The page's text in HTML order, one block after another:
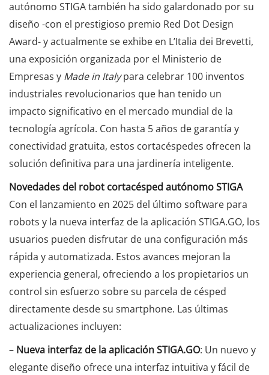
autónomo STIGA también ha sido galardonado por su
diseño -con el prestigioso premio Red Dot Design
Award- y actualmente se exhibe en L’Italia dei Brevetti,
una exposición organizada por el Ministerio de
Empresas y Made in Italypara celebrar 100 inventos
industriales revolucionarios que han tenido un
impacto significativo en el mercado mundial de la
tecnología agrícola. Con hasta 5 años de garantía y
conectividad gratuita, estos cortacéspedes ofrecen la
solución definitiva para una jardinería inteligente.
Novedades del robot cortacésped autónomo STIGA
Con el lanzamiento en 2025 del último software para
robots y la nueva interfaz de la aplicación STIGA.GO, los
usuarios pueden disfrutar de una configuración más
rápida y automatizada. Estos avances mejoran la
experiencia general, ofreciendo a los propietarios un
control sin esfuerzo sobre su parcela de césped
directamente desde su smartphone. Las últimas
actualizaciones incluyen:
– Nueva interfaz de la aplicación STIGA.GO: Un nuevo y
elegante diseño ofrece una interfaz intuitiva y fácil de